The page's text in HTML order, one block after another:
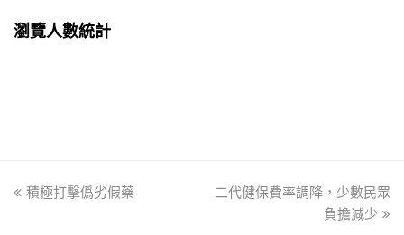
瀏覽人數統計
previous
積極打擊僞劣假藥
next
二代健保費率調降，少數民眾
負擔減少